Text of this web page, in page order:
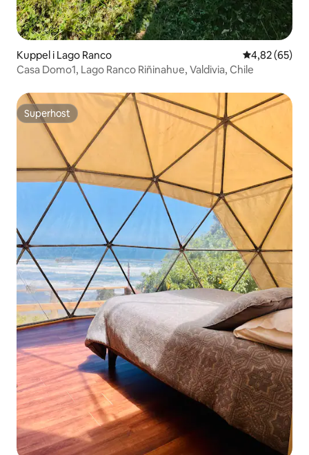
Kuppel i Lago Ranco 4,82 ud af 5 i
4,82 (65)
Casa Domo1, Lago Ranco Riñinahue, Valdivia, Chile
Superhost
Superhost